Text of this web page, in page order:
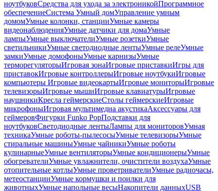
ноутбуковСредства для ухода за электроникойПрограммное
обеспечениеСистема Умный домУправление умным
домомУмные колонки, станцииУмные камеры
видеонаблюденияУмные датчики для домаУмные
лампыУмные выключателиУмные розеткиУмные
светильникиУмные светодиодные лентыУмные релеУмные
замкиУмные домофоныУмные карнизыУмные
терморегуляторыИгровая зонаИгровые приставкиИгры для
приставокИгровые контроллерыИгровые ноутбукиИгровые
компьютеры Игровые видеокартыИгровые мониторыИгровые
телевизорыИгровые мышиИгровые клавиатурыИгровые
наушникиКресла геймерскиеСтолы геймерскиеИгровые
микрофоныИгровая мультимедиа акустикаАксессуары для
геймеровФигурки Funko PopПодставки для
ноутбуковСветодиодные лентыЛампы для мониторовУмная
техникаУмные роботы-пылесосыУмные телевизорыУмные
стиральные машиныУмные чайникиУмные роботы
кулинарныеУмные вентиляторыУмные кондиционерыУмные
обогревателиУмные увлажнители, очистители воздухаУмные
отопительные котлыУмные проветривателиУмные радиочасы,
метеостанцииУмные кормушки и поилки для
животныхУмные напольные весыНакопители данныхUSB